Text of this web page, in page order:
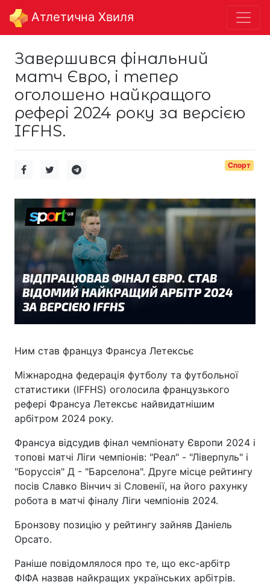
Aтлетична Хвиля
Завершився фінальний
матч Євро, і тепер
оголошено найкращого
рефері 2024 року за версією
IFFHS.
Спорт
Ним став француз Франсуа Летексьє
Міжнародна федерація футболу та футбольної
статистики (IFFHS) оголосила французького
рефері Франсуа Летексьє найвидатнішим
арбітром 2024 року.
Франсуа відсудив фінал чемпіонату Європи 2024 і
топові матчі Ліги чемпіонів: "Реал" - "Ліверпуль" і
"Боруссія" Д - "Барселона". Друге місце рейтингу
посів Славко Вінчич зі Словенії, на його рахунку
робота в матчі фіналу Ліги чемпіонів 2024.
Бронзову позицію у рейтингу зайняв Даніель
Орсато.
Раніше повідомлялося про те, що екс-арбітр
ФІФА назвав найкращих українських арбітрів.